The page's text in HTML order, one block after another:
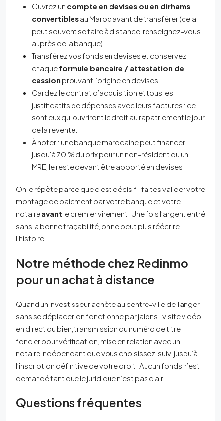
Ouvrez un compte en devises ou en dirhams
convertiblesau Maroc avant de transférer (cela
peut souvent se faire à distance, renseignez-vous
auprès de la banque).
Transférez vos fonds en devises et conservez
chaqueformule bancaire / attestation de
cession prouvant l’origine en devises.
Gardez le contrat d’acquisition et tous les
justificatifs de dépenses avec leurs factures : ce
sont eux qui ouvriront le droit au rapatriement le jour
de la revente.
À noter : une banque marocaine peut financer
jusqu’à 70 % du prix pour un non-résident ou un
MRE, le reste devant être apporté en devises.
On le répète parce que c’est décisif : faites valider votre
montage de paiement par votre banque et votre
notaireavant le premier virement. Une fois l’argent entré
sans la bonne traçabilité, on ne peut plus réécrire
l’histoire.
Notre méthode chez Redinmo
pour un achat à distance
Quand un investisseur achète au centre-ville de Tanger
sans se déplacer, on fonctionne par jalons : visite vidéo
en direct du bien, transmission du numéro de titre
foncier pour vérification, mise en relation avec un
notaire indépendant que vous choisissez, suivi jusqu’à
l’inscription définitive de votre droit. Aucun fonds n’est
demandé tant que le juridique n’est pas clair.
Questions fréquentes